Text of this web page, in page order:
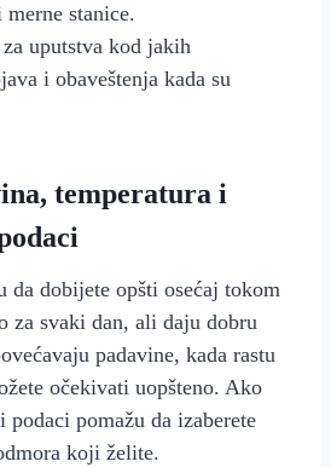
stanice.
za uputstva kod jakih
i obaveštenja kada su
temperatura i
da dobijete opšti osećaj tokom
za svaki dan, ali daju dobru
padavine, kada rastu
očekivati uopšteno. Ako
pomažu da izaberete
koji želite.